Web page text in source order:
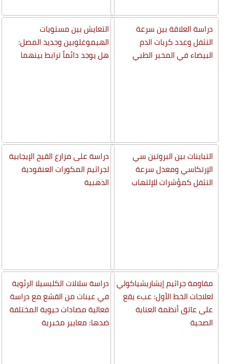
دراسة العلاقة بين سرعة
التثفل وعدد كريات الدم
البيضاء في المخبر الطبي
التباينات بين البروتين سي
الإرتكاسي ومعدل سرعة
التثفل كمؤشرات للإلتهاب
مقاومة جراثيم إيشاريشياكولي
لعلاجات الخط الأول: عبء يقع
على عاتق أنظمة العناية
الصحية
التعايش بين مستويات
الهيموغلوبين وحديد المصل:
هل يوجد دائماً ترابط بينهما
دراسة على مزارع القيح الإيجابية
لجراثيم المكورات العنقودية
الذهبية
دراسة سلالات الكلبسيلا الرئوية
في عينات من القشع مع دراسة
فعالية مضادات حيوية المختلفة
ضدها: معايير مخبرية